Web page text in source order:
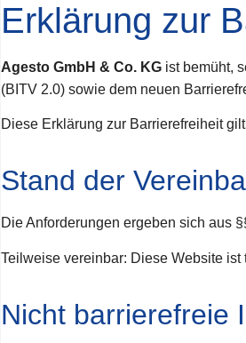
Erklärung zur
Agesto GmbH & Co. KG ist bemüht,
(BITV 2.0) sowie dem neuen
Diese Erklärung zur Barrierefreiheit
Stand der
Die Anforderungen ergeben sich aus
Teilweise vereinbar: Diese Website
Nicht barrierefreie